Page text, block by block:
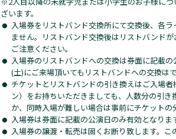
ざいます。
入場券をリストバンド交換所にて交換後、各
ません。リストバンド交換後はリストバンド
ご注意ください。
入場券のリストバンドへの交換は券面に記載
(土)にご来場頂いてもリストバンドへの交換は
チケットとリストバンドの引き換えはご入場
ン）をお持ちいただきましても、人数分の引
か、同時入場が難しい場合は事前にチケットの
入場券は券面に記載の公演日のみ有効となりま
入場券の譲渡・転売は固くお断り致します。